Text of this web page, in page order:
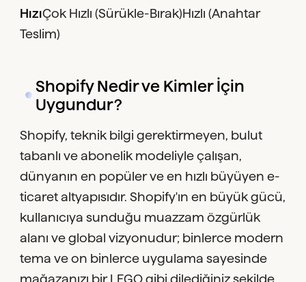
HızıÇok Hızlı (Sürükle-Bırak)Hızlı (Anahtar
Teslim)
Shopify Nedir ve Kimler İçin
Uygundur?
Shopify, teknik bilgi gerektirmeyen, bulut
tabanlı ve abonelik modeliyle çalışan,
dünyanın en popüler ve en hızlı büyüyen e-
ticaret altyapısıdır. Shopify'ın en büyük gücü,
kullanıcıya sunduğu muazzam özgürlük
alanı ve global vizyonudur; binlerce modern
tema ve on binlerce uygulama sayesinde
mağazanızı bir LEGO gibi dilediğiniz şekilde